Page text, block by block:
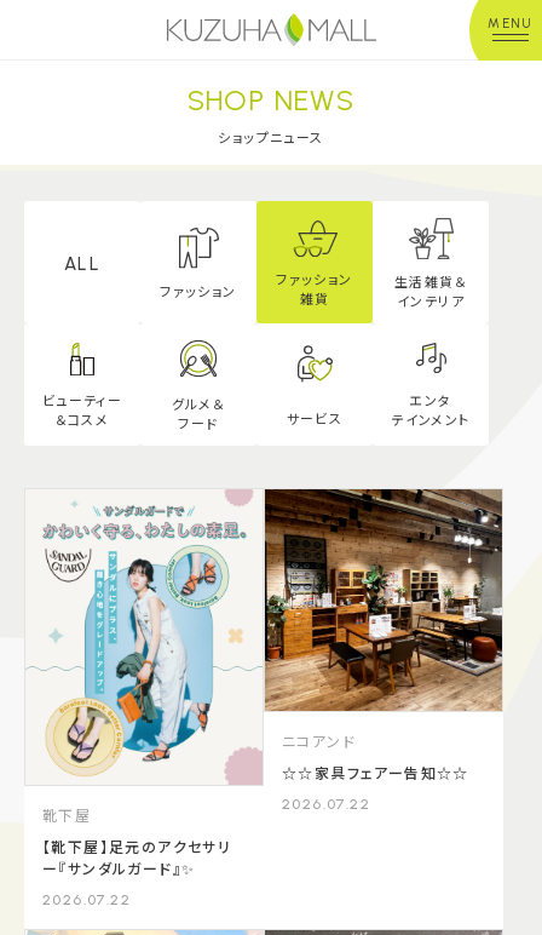
MENU
年中無休平 日：10:00~20:00
※店舗により異なる
グルメ＆フード
ショップニュース
イベント
キッズ＆ベビー
施設案内
アクセス＆駐車場
よくあるご質問
スタッフ募集
サイトマップ
Follow US
SHOP NEWS
ショップニュース
ALL
ファッション
ファッション
雑貨
生活雑貨＆
インテリア
ビューティー
＆コスメ
グルメ＆
フード
サービス
エンタ
テインメント
靴下屋
【靴下屋】足元のアクセサリ
ー『サンダルガード』✨
2026.07.22
ニコアンド
☆☆家具フェアー告知☆☆
2026.07.22